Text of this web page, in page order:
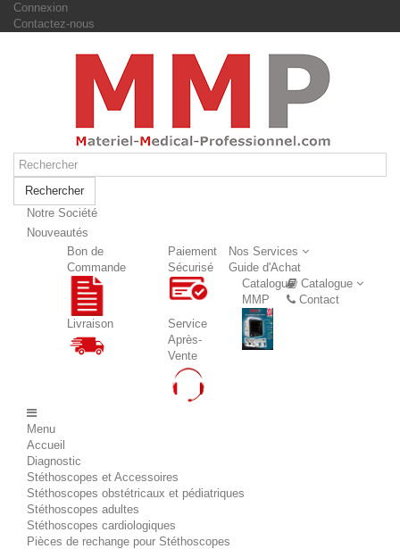
Connexion
Contactez-nous
Rechercher
Notre Société
Nouveautés
Nos Services
Bon de
Commande
Paiement
Sécurisé
Livraison
Service
Après-
Vente
Guide d'Achat
Catalogue
Catalogue
MMP
Contact
Menu
Accueil
Diagnostic
Stéthoscopes et Accessoires
Stéthoscopes obstétricaux et pédiatriques
Stéthoscopes adultes
Stéthoscopes cardiologiques
Pièces de rechange pour Stéthoscopes